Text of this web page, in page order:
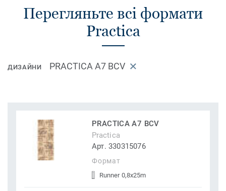
Перегляньте всі формати
Practica
ДИЗАЙНИ PRACTICA A7 BCV
PRACTICA A7 BCV
Practica
Арт. 330315076
Формат
Runner 0,8x25m